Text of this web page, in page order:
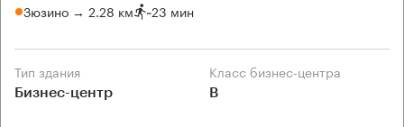
Зюзино → 2.28 км ~23 мин
Тип здания
Бизнес-центр
Класс бизнес-центра
B